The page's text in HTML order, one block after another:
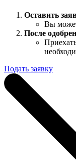
Оставить
Вы
После
Подать заявку